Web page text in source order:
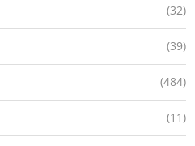
(32)
(39)
(484)
(11)